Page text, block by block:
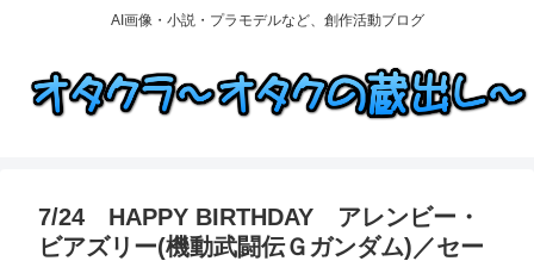
AI画像・小説・プラモデルなど、創作活動ブログ
7/24 HAPPY BIRTHDAY アレンビー・
ビアズリー(機動武闘伝Ｇガンダム)／セー